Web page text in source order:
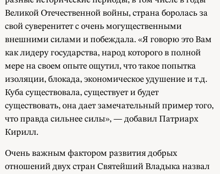
Великой Отечественной войны, страна боролась за
свой суверенитет с очень могущественными
внешними силами и побеждала. «Я говорю это Вам
как лидеру государства, народ которого в полной
мере на своем опыте ощутил, что такое попытка
изоляции, блокада, экономическое удушение и т.д.
Куба существовала, существует и будет
существовать, она дает замечательный пример того,
что правда сильнее силы», — добавил Патриарх
Кирилл.
Очень важным фактором развития добрых
отношений двух стран Святейший Владыка назвал